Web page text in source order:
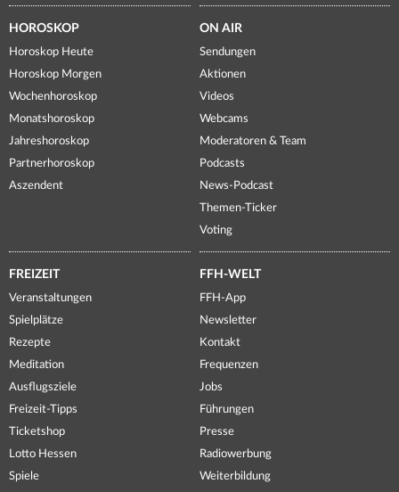
HOROSKOP
Horoskop Heute
Horoskop Morgen
Wochenhoroskop
Monatshoroskop
Jahreshoroskop
Partnerhoroskop
Aszendent
ON AIR
Sendungen
Aktionen
Videos
Webcams
Moderatoren & Team
Podcasts
News-Podcast
Themen-Ticker
Voting
FREIZEIT
Veranstaltungen
Spielplätze
Rezepte
Meditation
Ausflugsziele
Freizeit-Tipps
Ticketshop
Lotto Hessen
Spiele
FFH-WELT
FFH-App
Newsletter
Kontakt
Frequenzen
Jobs
Führungen
Presse
Radiowerbung
Weiterbildung